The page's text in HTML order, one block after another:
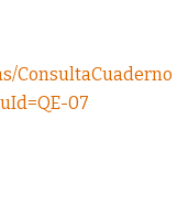
ConsultaCuaderno
07